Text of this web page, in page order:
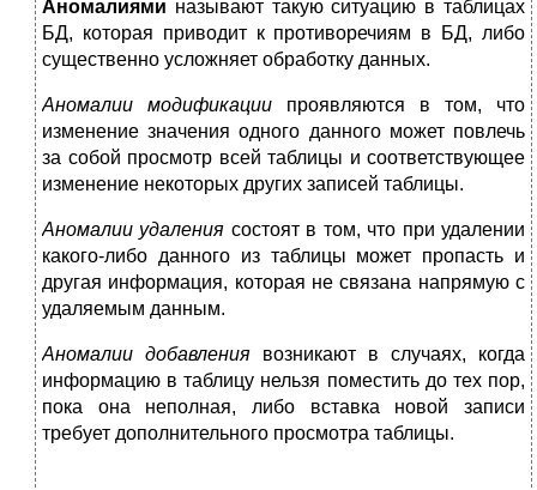
Аномалиями называют такую ситуацию в таблицах
БД, которая приводит к противоречиям в БД, либо
существенно усложняет обработку данных.
Аномалии модификации проявляются в том, что
изменение значения одного дан­ного может повлечь
за собой просмотр всей таблицы и соответствующее
изменение некоторых других записей таблицы.
Аномалии удаления состоят в том, что при удалении
какого-либо данного из таблицы может пропасть и
другая информация, которая не связана напрямую с
удаляемым данным.
Аномалии добавления возникают в случаях, когда
информацию в таблицу нельзя поместить до тех пор,
пока она неполная, либо вставка новой записи
требует дополнительного просмотра таблицы.